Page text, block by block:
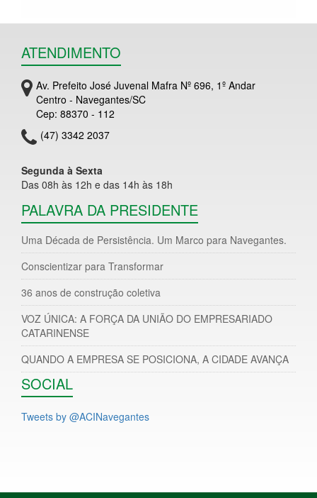
ATENDIMENTO
Av. Prefeito José Juvenal Mafra Nº 696, 1º Andar
Centro - Navegantes/SC
Cep: 88370 - 112
(47) 3342 2037
Segunda à Sexta
Das 08h às 12h e das 14h às 18h
PALAVRA DA PRESIDENTE
Uma Década de Persistência. Um Marco para Navegantes.
Conscientizar para Transformar
36 anos de construção coletiva
VOZ ÚNICA: A FORÇA DA UNIÃO DO EMPRESARIADO
CATARINENSE
QUANDO A EMPRESA SE POSICIONA, A CIDADE AVANÇA
SOCIAL
Tweets by @ACINavegantes